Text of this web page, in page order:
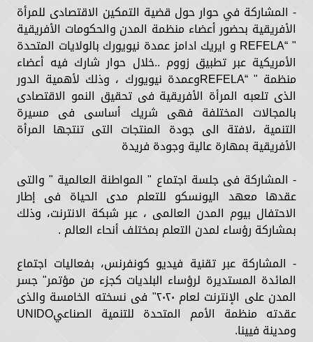
- المشاركة في حوار حول قضية التمكين الاقتصادى للمرأة
الأفريقية بحضور أعضاء منظمة المدن والحكومات الأفريقية
" “REFELA و ايريك ادامز عمدة نيويورك بالولايات المتحدة
الأمريكية عبر تطبيق زووم ..خلال حوار شارك فيه أعضاء
منظمة " “REFELAوعمدة نيويورك ، وذلك لأهمية الدور
الذى تلعبه المرأة الأفريقية فى تحقيق النمو الاقتصادى
بالمجالات المختلفة فهى شريك أساسى فى مسيرة
التنمية ،لافتة الى جودة المنتجات التى تنتجها المرأة
الأفريقية بمهارة عالية وجودة فريدة
- المشاركة فى جلسة اجتماع " المواطنة العالمية " والتى
عقدها معهد اليونسكو للتعلم مدى الحياة فى إطار
الاحتفال بيوم المدن العالمى ، عبر شبكة الانترنت، وذلك
بمشاركة رؤساء لمدن التعلم بمختلف أنحاء العالم .
- المشاركة عبر تقنية فيديو كونفرنس، بفعاليات اجتماع
المائدة المستديرة لرؤساء البلديات كجزء من مؤتمر" جسر
المدن على الإنترنت لعام ٢٠٢٠" فى نسخته الخامسة والذى
عقدته منظمة الأمم المتحدة للتنمية الصناعيUNIDO
ومدينة فيينا.